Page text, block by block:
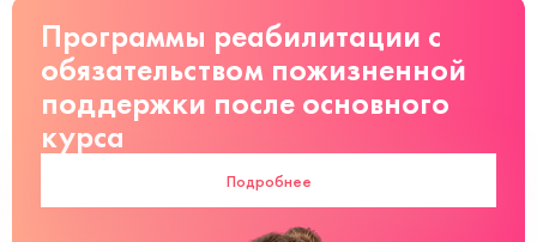
Программы реабилитации с
обязательством пожизненной
поддержки после основного
курса
Подробнее